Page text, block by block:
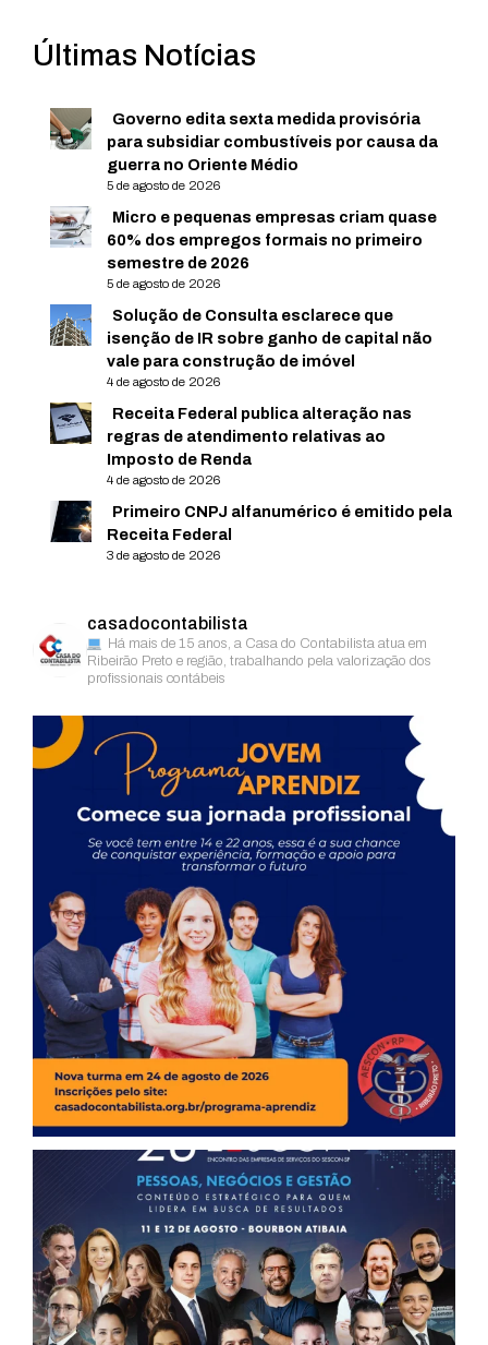
Últimas Notícias
Governo edita sexta medida provisória
para subsidiar combustíveis por causa da
guerra no Oriente Médio
5 de agosto de 2026
Micro e pequenas empresas criam quase
60% dos empregos formais no primeiro
semestre de 2026
5 de agosto de 2026
Solução de Consulta esclarece que
isenção de IR sobre ganho de capital não
vale para construção de imóvel
4 de agosto de 2026
Receita Federal publica alteração nas
regras de atendimento relativas ao
Imposto de Renda
4 de agosto de 2026
Primeiro CNPJ alfanumérico é emitido pela
Receita Federal
3 de agosto de 2026
casadocontabilista
Há mais de 15 anos, a Casa do Contabilista atua em
Ribeirão Preto e região, trabalhando pela valorização dos
profissionais contábeis